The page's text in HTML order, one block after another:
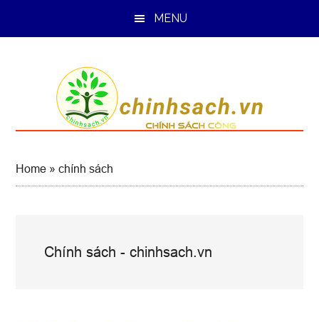
MENU
Home »chính sách
Chính sách - chinhsach.vn